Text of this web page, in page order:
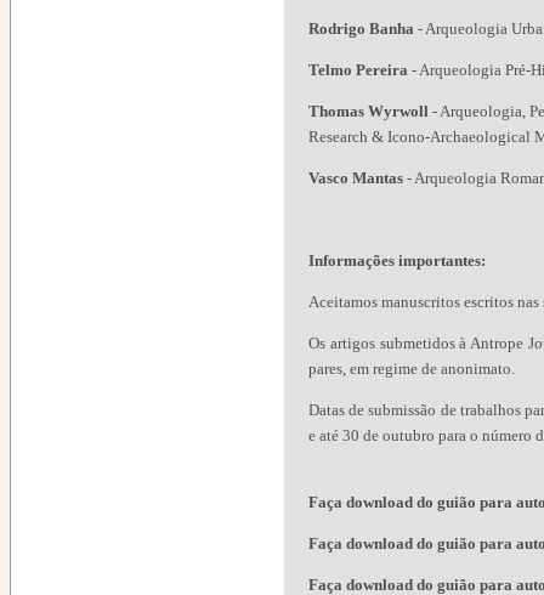
Rodrigo Banha - Arqueologia
Telmo Pereira - Arqueologia Pré-
Thomas Wyrwoll - Arqueologia,
Research & Icono-Archaeological
Vasco Mantas - Arqueologia
Informações importantes:
Aceitamos manuscritos escritos
Os artigos submetidos à Antrope
pares, em regime de anonimato.
Datas de submissão de trabalhos
e até 30 de outubro para o número
Faça download do guião para
Faça download do guião para
Faça download do guião para